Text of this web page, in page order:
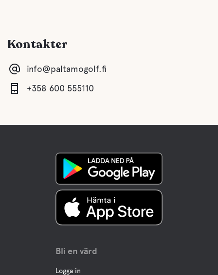
Kontakter
info@paltamogolf.fi
+358 600 555110
Bli en värd
Logga in